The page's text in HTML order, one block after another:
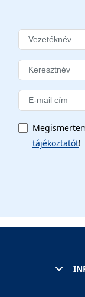
tájékoztatót!